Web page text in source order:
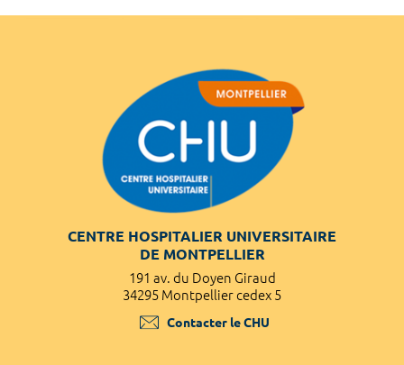
CENTRE HOSPITALIER UNIVERSITAIRE
DE MONTPELLIER
191 av. du Doyen Giraud
34295 Montpellier cedex 5
Contacter le CHU